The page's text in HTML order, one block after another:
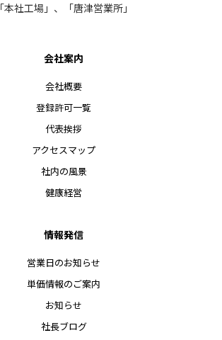
「本社工場」、「唐津営業所」
会社案内
会社概要
登録許可一覧
代表挨拶
アクセスマップ
社内の風景
健康経営
情報発信
営業日のお知らせ
単価情報のご案内
お知らせ
社長ブログ